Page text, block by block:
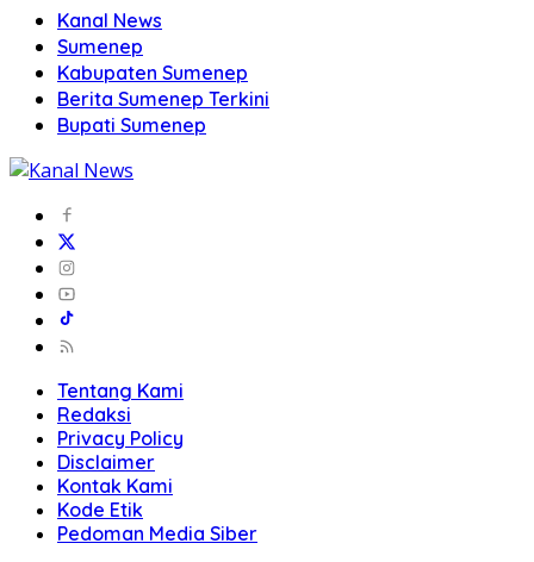
Kanal News
Sumenep
Kabupaten Sumenep
Berita Sumenep Terkini
Bupati Sumenep
Tentang Kami
Redaksi
Privacy Policy
Disclaimer
Kontak Kami
Kode Etik
Pedoman Media Siber